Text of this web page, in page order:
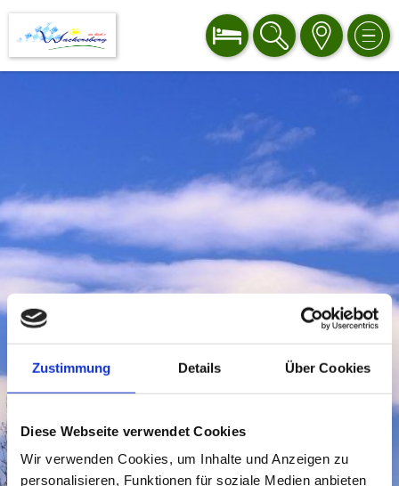
Zustimmung Details Über Cookies
Diese Webseite verwendet Cookies
Wir verwenden Cookies, um Inhalte und Anzeigen zu
personalisieren, Funktionen für soziale Medien anbieten
BUCHEN SUCHE KARTE MENÜ